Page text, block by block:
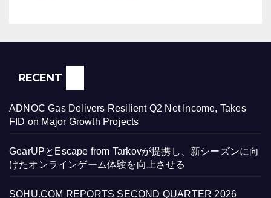
RECENT
ADNOC Gas Delivers Resilient Q2 Net Income, Takes
FID on Major Growth Projects
GearUPとEscape from Tarkovが提携し、新シーズンに向
けたオンラインゲーム体験を向上させる
SOHU.COM REPORTS SECOND QUARTER 2026